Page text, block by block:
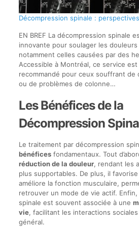
Décompression spinale :
EN BREF La décompression spinale
innovante pour soulager les
notamment celles causées par des
Accessible à Montréal, ce service
recommandé pour ceux souffrant de
ou de problèmes de colonne…
Les Bénéfices de la
Décompression
Le traitement par décompression
bénéficesfondamentaux. Tout
réduction de la douleur, rendant les
plus supportables. De plus, il favorise
améliore la fonction musculaire,
retrouver un mode de vie actif.
spinale est souvent associée à une
vie, facilitant les interactions
général.